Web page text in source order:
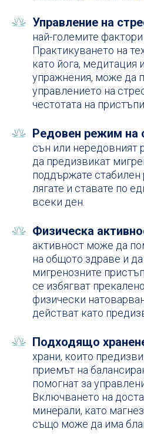
Управление на
най-големите
Практикуването на
като йога, медитация
упражнения, може да
управлението на
честотата на
Редовен режим на
сън или нередовният
да предизвикат
поддържате
лягате и ставате по
всеки ден.
Физическа
активност може да
на общото здраве и
мигренозните
се избягват
физически
действат като
Подходящо
храни, които
приемът на
помогнат за
Включването на
минерали, като
също може да има